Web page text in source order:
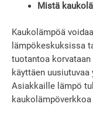
Mistä
Kaukolämpöä
lämpökeskuksissa
tuotantoa korvataan
käyttäen
Asiakkaille lämpö